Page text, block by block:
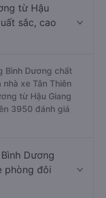
từ Hậu
sắc, cao
Bình Dương chất
xe Tân Thiên
từ Hậu Giang
3950 đánh giá
Dương
phòng đôi